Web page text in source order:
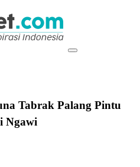
Tabrak Palang Pintu
Ngawi